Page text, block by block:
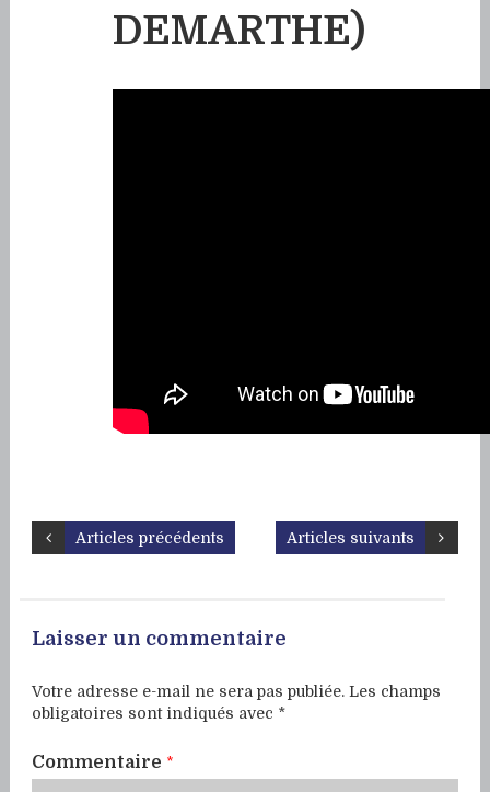
DEMARTHE)
Articles suivants
Articles précédents
Laisser un commentaire
Votre adresse e-mail ne sera pas publiée. Les champs
obligatoires sont indiqués avec *
Commentaire *